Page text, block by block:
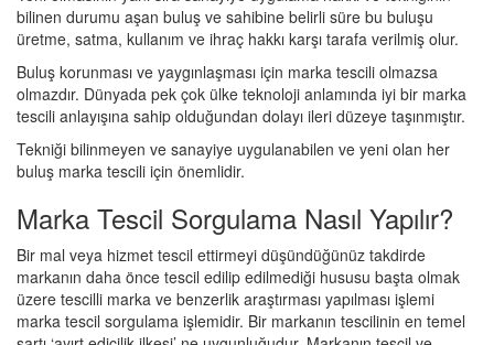
bilinen durumu aşan buluş ve sahibine belirli süre bu buluşu
üretme, satma, kullanım ve ihraç hakkı karşı tarafa verilmiş olur.
Buluş korunması ve yaygınlaşması için marka tescili olmazsa
olmazdır. Dünyada pek çok ülke teknoloji anlamında iyi bir marka
tescili anlayışına sahip olduğundan dolayı ileri düzeye taşınmıştır.
Tekniği bilinmeyen ve sanayiye uygulanabilen ve yeni olan her
buluş marka tescili için önemlidir.
Marka Tescil Sorgulama Nasıl Yapılır?
Bir mal veya hizmet tescil ettirmeyi düşündüğünüz takdirde
markanın daha önce tescil edilip edilmediği hususu başta olmak
üzere tescilli marka ve benzerlik araştırması yapılması işlemi
marka tescil sorgulama işlemidir. Bir markanın tescilinin en temel